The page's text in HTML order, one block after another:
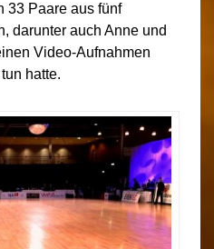
33 Paare aus fünf
darunter auch Anne und
Video-Aufnahmen
hatte.